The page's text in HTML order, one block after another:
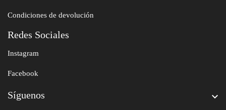
Condiciones de devolución
Redes Sociales
Instagram
Facebook
Síguenos 